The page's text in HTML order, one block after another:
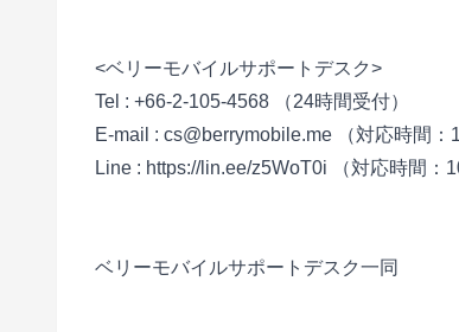
<ベリーモバイルサポートデスク>
Tel : +66-2-105-4568 （24時間受付）
E-mail : cs@berrymobile.me （対応時間：
Line : https://lin.ee/z5WoT0i （対応時間：
ベリーモバイルサポートデスク一同